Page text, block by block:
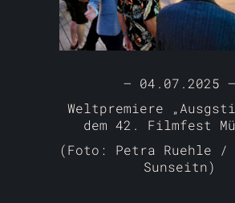
– 04.07.2025 –
Weltpremiere
dem 42. Filmfest
(Foto: Petra Ruehle /
Sunseitn)